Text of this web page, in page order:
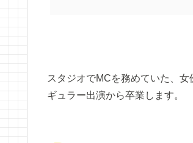
スタジオでMCを務めていた、
ギュラー出演から卒業します。